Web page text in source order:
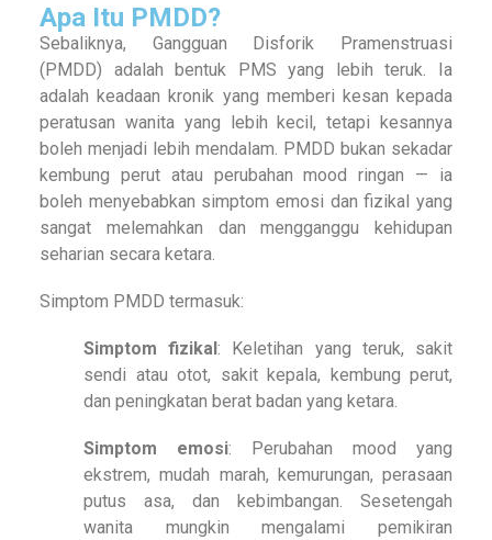
Apa Itu PMDD?
Sebaliknya, Gangguan Disforik Pramenstruasi
(PMDD) adalah bentuk PMS yang lebih teruk. Ia
adalah keadaan kronik yang memberi kesan kepada
peratusan wanita yang lebih kecil, tetapi kesannya
boleh menjadi lebih mendalam. PMDD bukan sekadar
kembung perut atau perubahan mood ringan — ia
boleh menyebabkan simptom emosi dan fizikal yang
sangat melemahkan dan mengganggu kehidupan
seharian secara ketara.
Simptom PMDD termasuk:
Simptom fizikal: Keletihan yang teruk, sakit
sendi atau otot, sakit kepala, kembung perut,
dan peningkatan berat badan yang ketara.
Simptom emosi: Perubahan mood yang
ekstrem, mudah marah, kemurungan, perasaan
putus asa, dan kebimbangan. Sesetengah
wanita mungkin mengalami pemikiran